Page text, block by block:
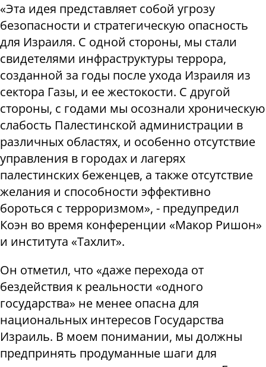
«Эта идея представляет собой угрозу
безопасности и стратегическую опасность
для Израиля. С одной стороны, мы стали
свидетелями инфраструктуры террора,
созданной за годы после ухода Израиля из
сектора Газы, и ее жестокости. С другой
стороны, с годами мы осознали хроническую
слабость Палестинской администрации в
различных областях, и особенно отсутствие
управления в городах и лагерях
палестинских беженцев, а также отсутствие
желания и способности эффективно
бороться с терроризмом», - предупредил
Коэн во время конференции «Макор Ришон»
и института «Тахлит».
Он отметил, что «даже перехода от
бездействия к реальности «одного
государства» не менее опасна для
национальных интересов Государства
Израиль. В моем понимании, мы должны
предпринять продуманные шаги для